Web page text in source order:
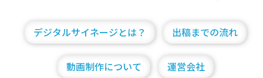
デジタルサイネージとは？ 出稿までの流れ
動画制作について 運営会社